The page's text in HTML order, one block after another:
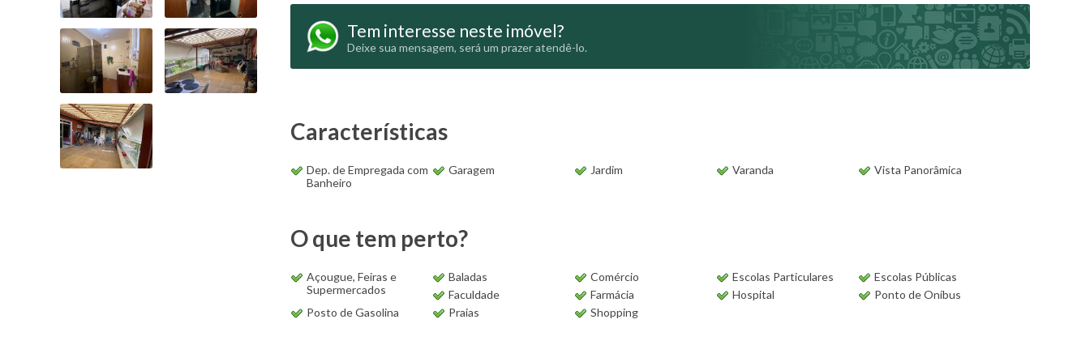
Tem interesse neste imóvel?
Deixe sua mensagem, será um prazer atendê-lo.
Características
Dep. de Empregada com
Banheiro
Garagem Jardim Varanda Vista Panorâmica
O que tem perto?
Açougue, Feiras e
Supermercados
Baladas Comércio Escolas Particulares
Escolas Públicas
Faculdade
Farmácia Hospital
Ponto de Oníbus
Posto de Gasolina
Praias Shopping